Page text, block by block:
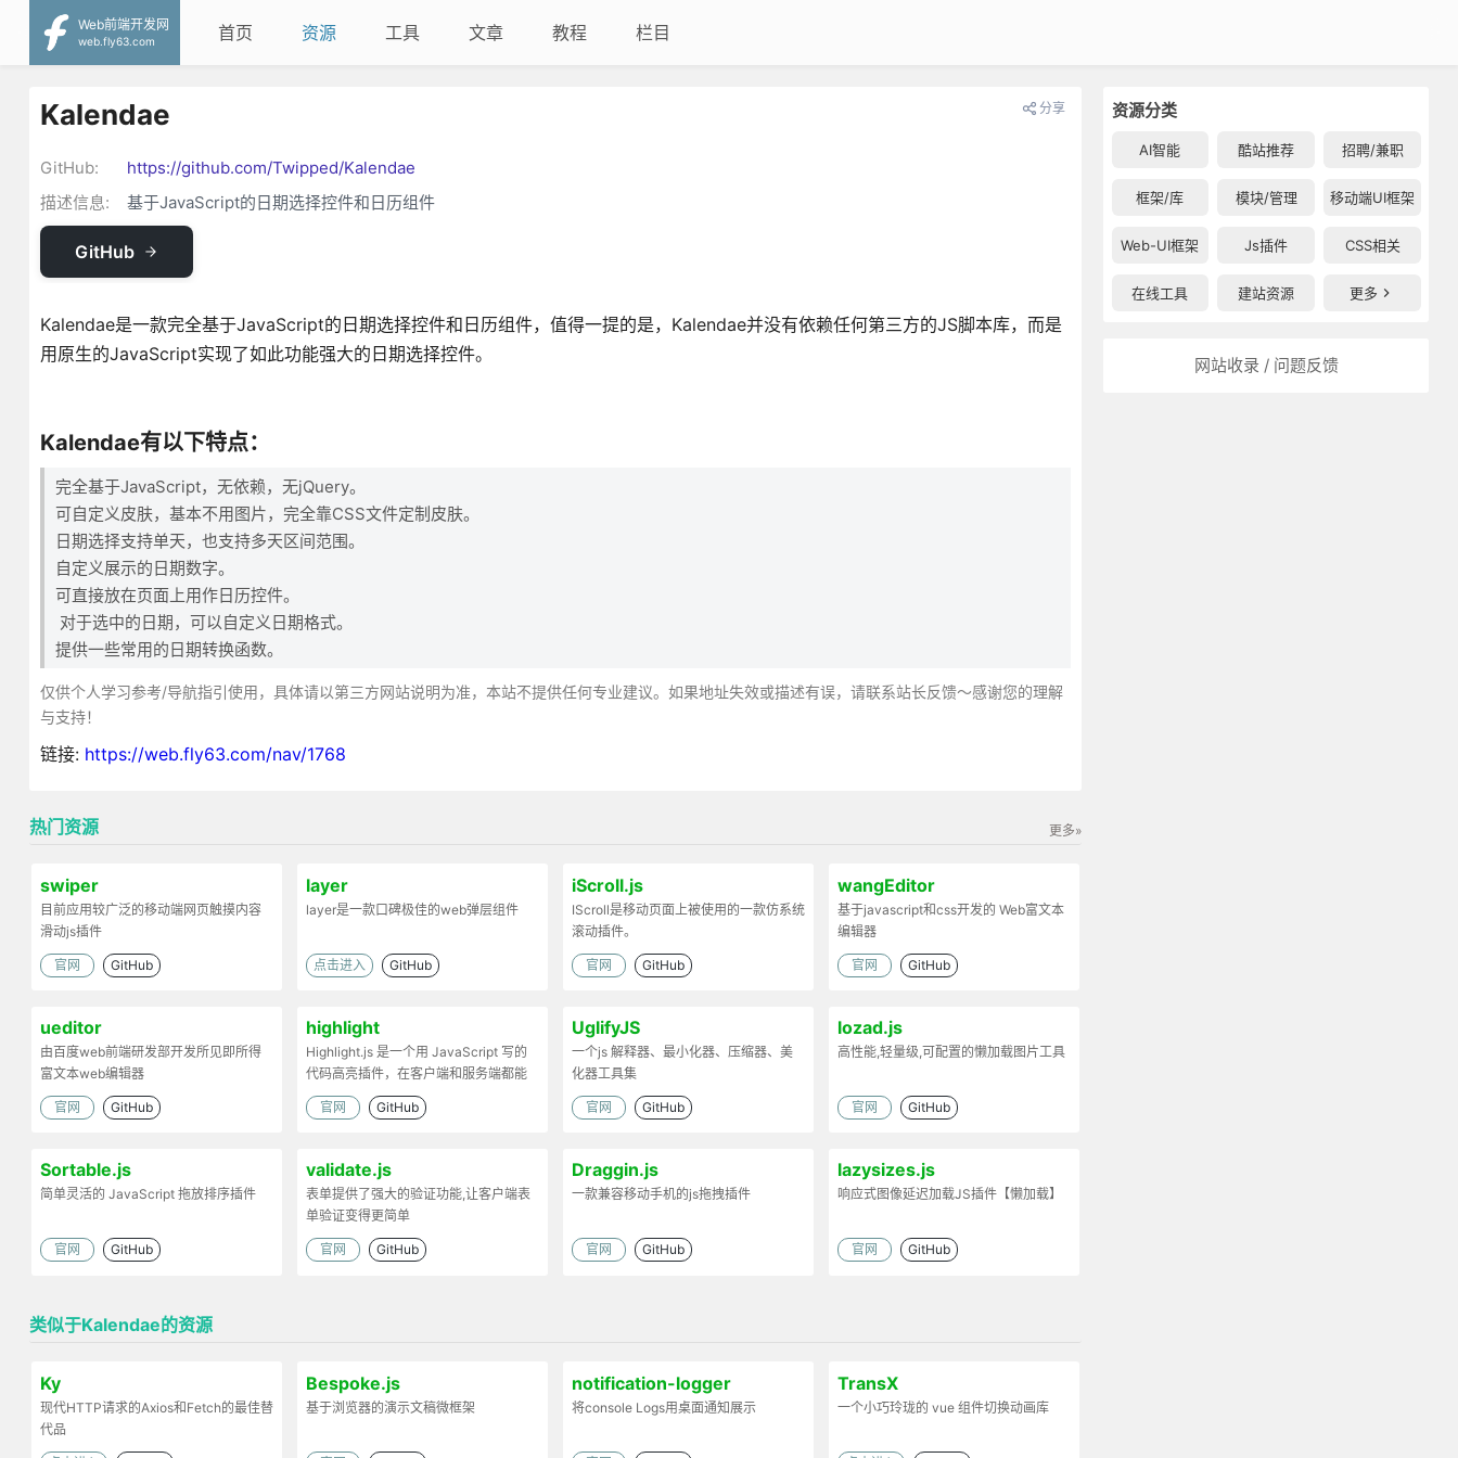
Web前端开发网
web.fly63.com
首页 资源 工具 文章 教程 栏目
资源分类
AI智能 酷站推荐 招聘/兼职
框架/库 模块/管理 移动端UI框架
Web-UI框架 Js插件 CSS相关
在线工具 建站资源 更多
网站收录 / 问题反馈
Kalendae 分享
GitHub:
https://github.com/Twipped/Kalendae
描述信息:
基于JavaScript的日期选择控件和日历组件
GitHub
Kalendae是一款完全基于JavaScript的日期选择控件和日历组件，值得一提的是，Kalendae并没有依赖任何第三方的JS脚本库，而是
用原生的JavaScript实现了如此功能强大的日期选择控件。
Kalendae有以下特点：
完全基于JavaScript，无依赖，无jQuery。
可自定义皮肤，基本不用图片，完全靠CSS文件定制皮肤。
日期选择支持单天，也支持多天区间范围。
自定义展示的日期数字。
可直接放在页面上用作日历控件。
对于选中的日期，可以自定义日期格式。
提供一些常用的日期转换函数。
仅供个人学习参考/导航指引使用，具体请以第三方网站说明为准，本站不提供任何专业建议。如果地址失效或描述有误，请联系站长反馈～感谢您的理解
与支持！
链接: https://web.fly63.com/nav/1768
更多»
热门资源
swiper
目前应用较广泛的移动端网页触摸内容
滑动js插件
官网 GitHub
layer
layer是一款口碑极佳的web弹层组件
点击进入 GitHub
iScroll.js
IScroll是移动页面上被使用的一款仿系统
滚动插件。
官网 GitHub
wangEditor
基于javascript和css开发的 Web富文本
编辑器
官网 GitHub
ueditor
由百度web前端研发部开发所见即所得
富文本web编辑器
官网 GitHub
highlight
Highlight.js 是一个用 JavaScript 写的
代码高亮插件，在客户端和服务端都能
工作。
官网 GitHub
UglifyJS
一个js 解释器、最小化器、压缩器、美
化器工具集
官网 GitHub
lozad.js
高性能,轻量级,可配置的懒加载图片工具
官网 GitHub
Sortable.js
简单灵活的 JavaScript 拖放排序插件
官网 GitHub
validate.js
表单提供了强大的验证功能,让客户端表
单验证变得更简单
官网 GitHub
Draggin.js
一款兼容移动手机的js拖拽插件
官网 GitHub
lazysizes.js
响应式图像延迟加载JS插件【懒加载】
官网 GitHub
类似于Kalendae的资源
Ky
现代HTTP请求的Axios和Fetch的最佳替
代品
Bespoke.js
基于浏览器的演示文稿微框架
notification-logger
将console Logs用桌面通知展示
TransX
一个小巧玲珑的 vue 组件切换动画库